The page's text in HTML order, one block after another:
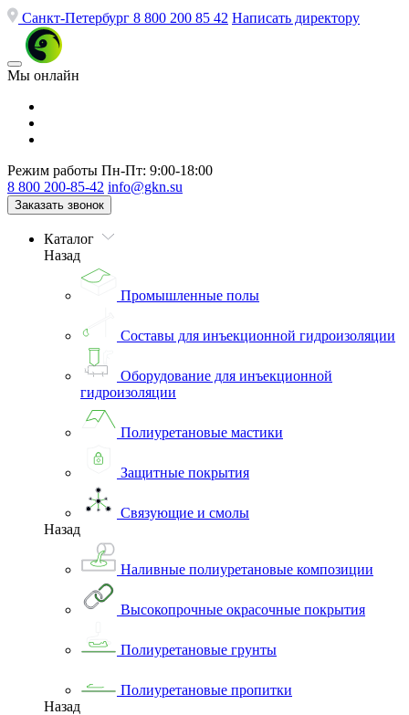
Санкт-Петербург 8 800 200 85 42 Написать директору
Мы онлайн
Режим работы Пн-Пт: 9:00-18:00
8 800 200-85-42 info@gkn.su
Заказать звонок
Каталог
Назад
Промышленные полы
Составы для инъекционной гидроизоляции
Оборудование для инъекционной
гидроизоляции
Полиуретановые мастики
Защитные покрытия
Связующие и смолы
Назад
Наливные полиуретановые композиции
Высокопрочные окрасочные покрытия
Полиуретановые грунты
Полиуретановые пропитки
Назад